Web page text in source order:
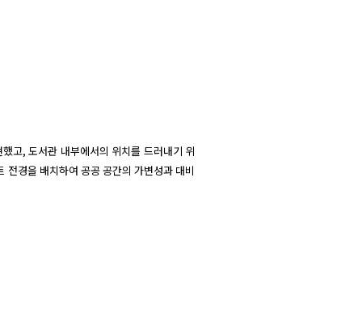
고, 도서관 내부에서의 위치를 드러내기 위
경을 배치하여 공공 공간의 가변성과 대비